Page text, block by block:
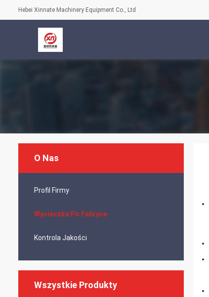
Hebei Xinnate Machinery Equipment Co., Ltd
O Nas
Profil Firmy
Wycieczka Po Fabryce
Kontrola Jakości
Wszystkie Produkty